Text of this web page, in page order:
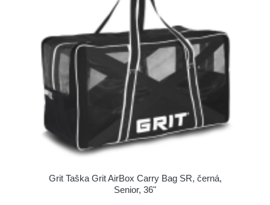
Grit Taška Grit AirBox Carry Bag SR, černá,
Senior, 36"